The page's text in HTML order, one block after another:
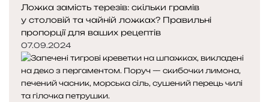
Ложка замість терезів: скільки грамів
у столовій та чайній ложках? Правильні
пропорції для ваших рецептів
07.09.2024